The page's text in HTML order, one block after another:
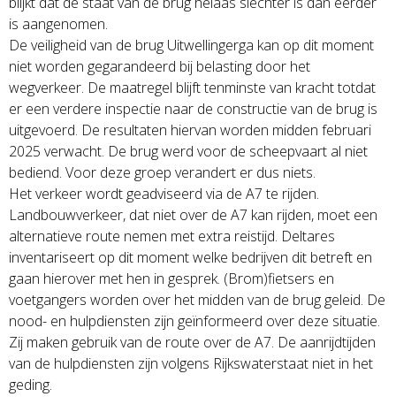
is aangenomen.
De veiligheid van de brug Uitwellingerga kan op dit moment
niet worden gegarandeerd bij belasting door het
wegverkeer. De maatregel blijft tenminste van kracht totdat
er een verdere inspectie naar de constructie van de brug is
uitgevoerd. De resultaten hiervan worden midden februari
2025 verwacht. De brug werd voor de scheepvaart al niet
bediend. Voor deze groep verandert er dus niets.
Het verkeer wordt geadviseerd via de A7 te rijden.
Landbouwverkeer, dat niet over de A7 kan rijden, moet een
alternatieve route nemen met extra reistijd. Deltares
inventariseert op dit moment welke bedrijven dit betreft en
gaan hierover met hen in gesprek. (Brom)fietsers en
voetgangers worden over het midden van de brug geleid. De
nood- en hulpdiensten zijn geïnformeerd over deze situatie.
Zij maken gebruik van de route over de A7. De aanrijdtijden
van de hulpdiensten zijn volgens Rijkswaterstaat niet in het
geding.